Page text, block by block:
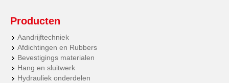
Producten
Aandrijftechniek
Afdichtingen en Rubbers
Bevestigings materialen
Hang en sluitwerk
Hydrauliek onderdelen